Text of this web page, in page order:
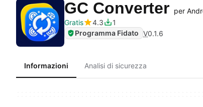
GC Converter per
Gratis
4.3
1
Programma Fidato V0.1.6
Informazioni Analisi di sicurezza